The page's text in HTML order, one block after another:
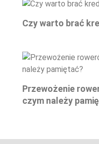
Czy warto brać
Przewożenie
czym należy